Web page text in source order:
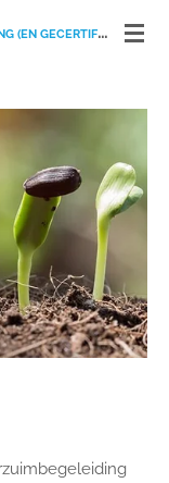
VETROUWENSPERSOON)